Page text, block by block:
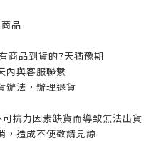
品-
商品到貨的7天猶豫期
內與客服聯繫
辦法，辦理退貨
抗力因素缺貨而導致無法出貨
，造成不便敬請見諒